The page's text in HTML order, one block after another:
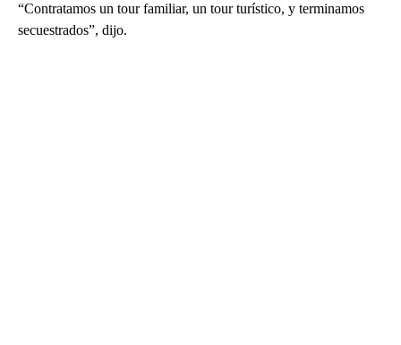
“Contratamos un tour familiar, un tour turístico, y terminamos
secuestrados”, dijo.